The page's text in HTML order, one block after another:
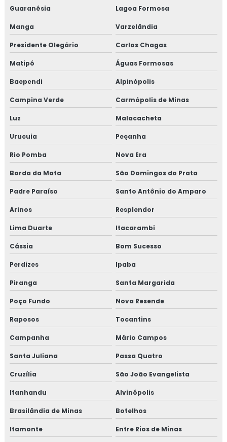
Treinamento em HACCP
Treinamento em HACCP de acordo com os requisitos do
Treinamento em HACCP APPCC
Treinamento em HACCP APPCC com foco no BRCGS
Treinamento em HACCP codex alimentarius
Treinamento em ifs food
Treinamento em implantação de programa 5s
Treinamento em implementação gfsi
Treinamento em iso 14001
Treinamento em iso 17025
Treinamento em iso 9001
Treinamento em manipulação de alimentos
Treinamento em mapeamento de processos e gestão de
riscos
Treinamento em microbiologia de alimento
Treinamento em microbiologia de alimentos com base
em salmonella
Guaranésia Lagoa Formosa
Manga Varzelândia
Presidente Olegário Carlos Chagas
Matipó Águas Formosas
Baependi Alpinópolis
Campina Verde Carmópolis de Minas
Luz Malacacheta
Urucuia Peçanha
Rio Pomba Nova Era
Borda da Mata São Domingos do Prata
Padre Paraíso Santo Antônio do Amparo
Arinos Resplendor
Lima Duarte Itacarambi
Cássia Bom Sucesso
Perdizes Ipaba
Piranga Santa Margarida
Poço Fundo Nova Resende
Raposos Tocantins
Campanha Mário Campos
Santa Juliana Passa Quatro
Cruzília São João Evangelista
Itanhandu Alvinópolis
Brasilândia de Minas Botelhos
Itamonte Entre Rios de Minas